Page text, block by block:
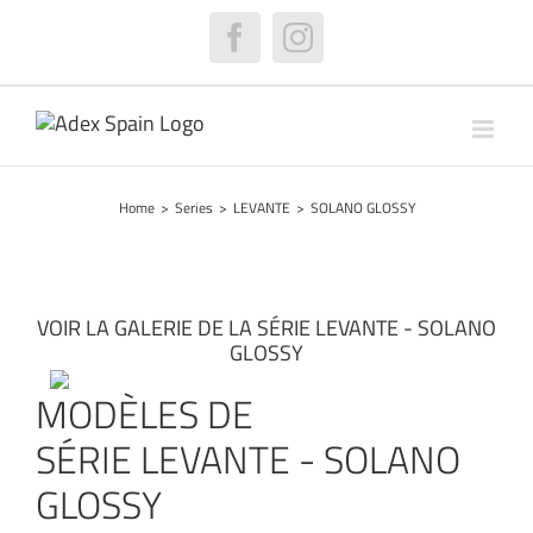
FacebookInstagram
Home > Series > LEVANTE > SOLANO GLOSSY
VOIR LA GALERIE DE LA SÉRIE LEVANTE - SOLANO
GLOSSY
MODÈLES DE
SÉRIE LEVANTE - SOLANO
GLOSSY